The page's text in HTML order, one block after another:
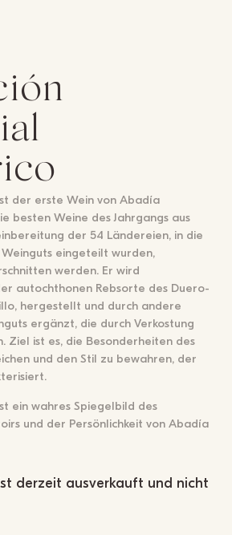
der erste Wein von Abadía
besten Weine des Jahrgangs aus
der 54 Ländereien, in die
eingeteilt wurden,
werden. Er wird
autochthonen Rebsorte des Duero-
hergestellt und durch andere
ergänzt, die durch Verkostung
Ziel ist es, die Besonderheiten des
und den Stil zu bewahren, der
ein wahres Spiegelbild des
und der Persönlichkeit von Abadía
derzeit ausverkauft und nicht